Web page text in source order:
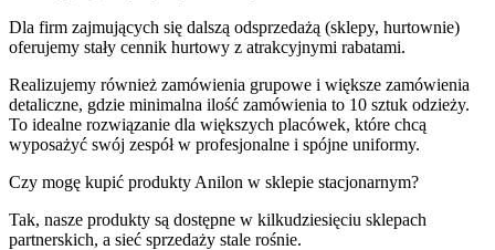
Dla firm zajmujących się dalszą odsprzedażą (sklepy, hurtownie)
oferujemy stały cennik hurtowy z atrakcyjnymi rabatami.
Realizujemy również zamówienia grupowe i większe zamówienia
detaliczne, gdzie minimalna ilość zamówienia to 10 sztuk odzieży.
To idealne rozwiązanie dla większych placówek, które chcą
wyposażyć swój zespół w profesjonalne i spójne uniformy.
Czy mogę kupić produkty Anilon w sklepie stacjonarnym?
Tak, nasze produkty są dostępne w kilkudziesięciu sklepach
partnerskich, a sieć sprzedaży stale rośnie.